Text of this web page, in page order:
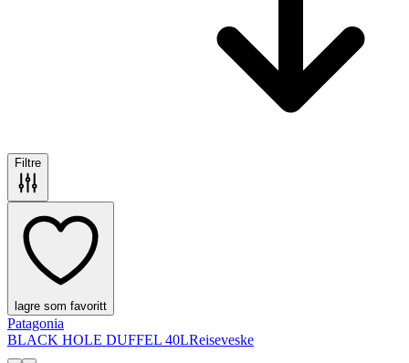
Filtre
lagre som favoritt
Patagonia
BLACK HOLE DUFFEL 40LReiseveske